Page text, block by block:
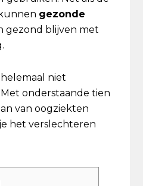
gezonde
gezond blijven met
niet
onderstaande tien
van oogziekten
het verslechteren